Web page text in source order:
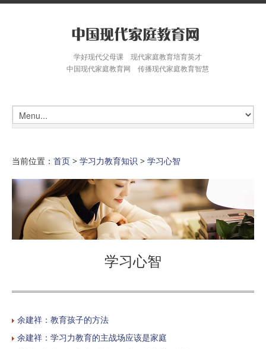
学好现代父母课 现代家庭教育培育英才
中国现代家庭教育网 传播现代家庭教育智慧
当前位置： 首页 > 学习力教育知识 > 学习心智
学习心智
余建祥：教育孩子的方法
余建祥：学习力教育的主战场应该是家庭